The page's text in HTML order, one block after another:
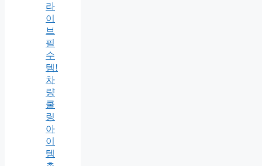
라
이
브
필
수
템!
차
량
쿨
링
아
이
템